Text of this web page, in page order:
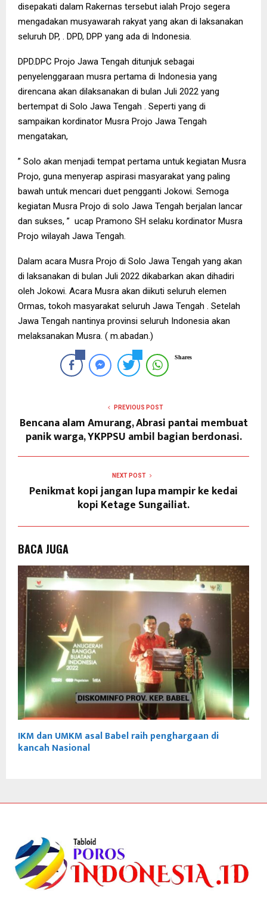
disepakati dalam Rakernas tersebut ialah Projo segera
mengadakan musyawarah rakyat yang akan di laksanakan
seluruh DP, . DPD, DPP yang ada di Indonesia.
DPD.DPC Projo Jawa Tengah ditunjuk sebagai
penyelenggaraan musra pertama di Indonesia yang
direncana akan dilaksanakan di bulan Juli 2022 yang
bertempat di Solo Jawa Tengah . Seperti yang di
sampaikan kordinator Musra Projo Jawa Tengah
mengatakan,
” Solo akan menjadi tempat pertama untuk kegiatan Musra
Projo, guna menyerap aspirasi masyarakat yang paling
bawah untuk mencari duet pengganti Jokowi. Semoga
kegiatan Musra Projo di solo Jawa Tengah berjalan lancar
dan sukses, ” ucap Pramono SH selaku kordinator Musra
Projo wilayah Jawa Tengah.
Dalam acara Musra Projo di Solo Jawa Tengah yang akan
di laksanakan di bulan Juli 2022 dikabarkan akan dihadiri
oleh Jokowi. Acara Musra akan diikuti seluruh elemen
Ormas, tokoh masyarakat seluruh Jawa Tengah . Setelah
Jawa Tengah nantinya provinsi seluruh Indonesia akan
melaksanakan Musra. ( m.abadan.)
Shares
PREVIOUS POST
Bencana alam Amurang, Abrasi pantai membuat
panik warga, YKPPSU ambil bagian berdonasi.
NEXT POST
Penikmat kopi jangan lupa mampir ke kedai
kopi Ketage Sungailiat.
BACA JUGA
IKM dan UMKM asal Babel raih penghargaan di
kancah Nasional